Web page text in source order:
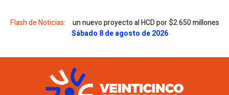
Flash de Noticias:
envió un nuevo proyecto al HCD por $2.650 millones para la
Sábado 8 de agosto de 2026